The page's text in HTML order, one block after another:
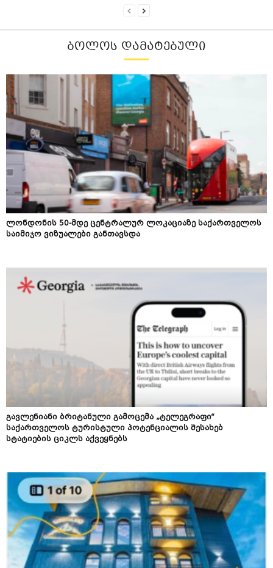
ᲑᲝᲚᲝᲡ ᲓᲐᲛᲐᲢᲔᲑᲣᲚᲘ
ლონდონის 50-მდე ცენტრალურ ლოკაციაზე საქართველოს
საიმიჯო ვიზუალები განთავსდა
გავლენიანი ბრიტანული გამოცემა „ტელეგრაფი“
საქართველოს ტურისტული პოტენციალის შესახებ
სტატიების ციკლს აქვეყნებს